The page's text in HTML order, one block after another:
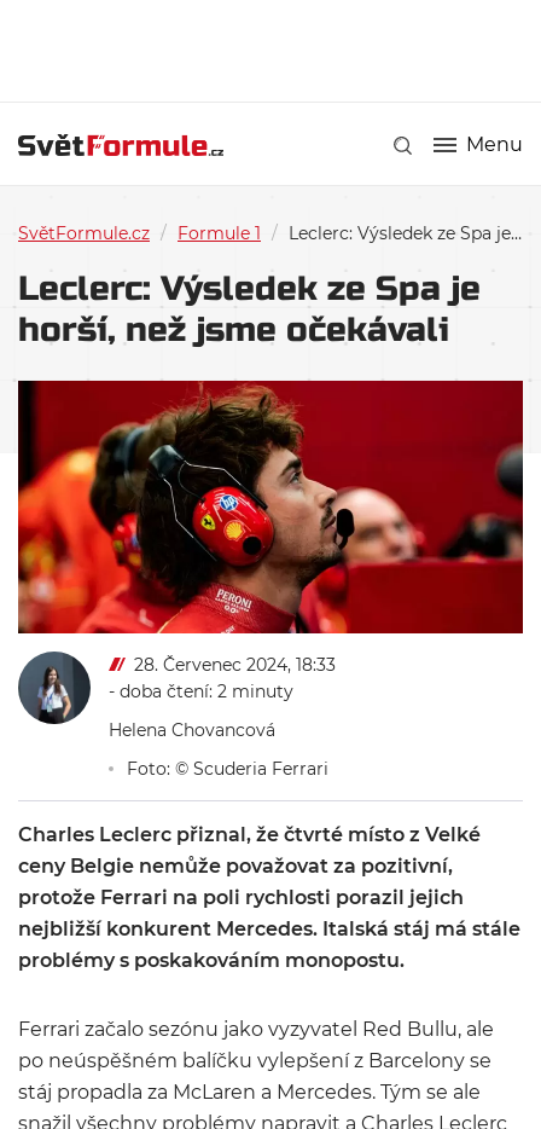
Menu
SvětFormule.cz / Formule 1 / Leclerc: Výsledek ze Spa je horší, než jsme očekávali
Leclerc: Výsledek ze Spa je
horší, než jsme očekávali
28. Červenec 2024, 18:33
- doba čtení: 2 minuty
Helena Chovancová
Foto: © Scuderia Ferrari
Charles Leclerc přiznal, že čtvrté místo z Velké
ceny Belgie nemůže považovat za pozitivní,
protože Ferrari na poli rychlosti porazil jejich
nejbližší konkurent Mercedes. Italská stáj má stále
problémy s poskakováním monopostu.
Ferrari začalo sezónu jako vyzyvatel Red Bullu, ale
po neúspěšném balíčku vylepšení z Barcelony se
stáj propadla za McLaren a Mercedes. Tým se ale
snažil všechny problémy napravit a Charles Leclerc